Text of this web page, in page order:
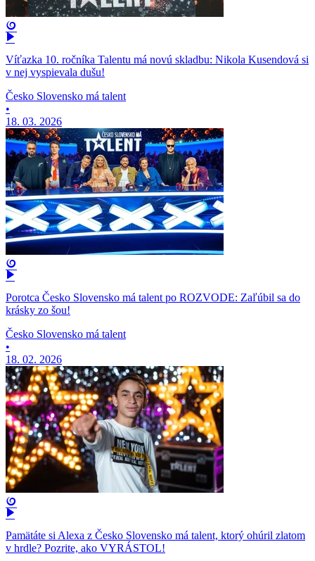
Víťazka 10. ročníka Talentu má novú skladbu: Nikola Kusendová si
v nej vyspievala dušu!
Česko Slovensko má talent
•
18. 03. 2026
Porotca Česko Slovensko má talent po ROZVODE: Zaľúbil sa do
krásky zo šou!
Česko Slovensko má talent
•
18. 02. 2026
Pamätáte si Alexa z Česko Slovensko má talent, ktorý ohúril zlatom
v hrdle? Pozrite, ako VYRÁSTOL!